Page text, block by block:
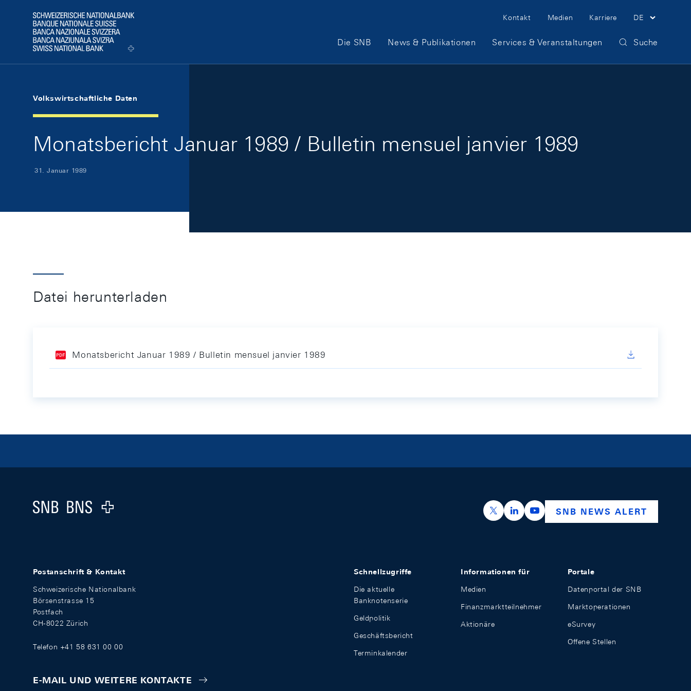
Logo
Meta Navigation
Kontakt Medien Karriere DE
Hauptnavigation
Die SNB News & Publikationen Services & Veranstaltungen Suche
Volkswirtschaftliche Daten
Monatsbericht Januar 1989 / Bulletin mensuel janvier 1989
31. Januar 1989
Datei herunterladen
Monatsbericht Januar 1989 / Bulletin mensuel janvier 1989
Logo
https://x.com/snb_bns
https://ch.linkedin.com/company/swiss-
https://www.youtube.com/
SNB NEWS ALERT
Postanschrift & Kontakt
Schweizerische Nationalbank
Börsenstrasse 15
Postfach
CH-8022 Zürich
Telefon +41 58 631 00 00
E-MAIL UND WEITERE KONTAKTE
Schnellzugriffe
Die aktuelle
Banknotenserie
Geldpolitik
Geschäftsbericht
Terminkalender
Informationen für
Medien
Finanzmarktteilnehmer
Aktionäre
Portale
Datenportal der SNB
Marktoperationen
eSurvey
Offene Stellen